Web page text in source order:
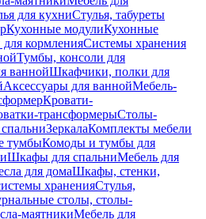
для кухниСтулья, табуреты
Кухонные модулиКухонные
для кормленияСистемы хранения
Тумбы, консоли для
ваннойШкафчики, полки для
Аксессуары для ваннойМебель-
Кровати-
трансформерыСтолы-
ЗеркалаКомплекты мебели
тумбыКомоды и тумбы для
Шкафы для спальниМебель для
для домаШкафы, стенки,
храненияСтулья,
столы, столы-
маятникиМебель для